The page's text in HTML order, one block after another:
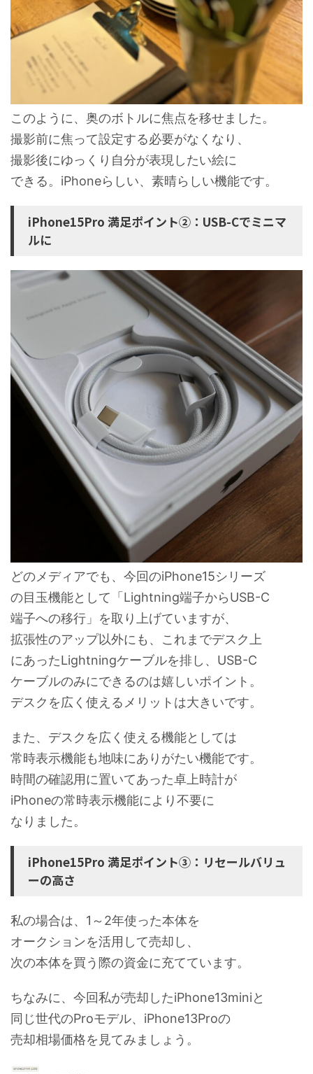
このように、奥のボトルに焦点を移せました。
撮影前に焦って設定する必要がなくなり、
撮影後にゆっくり自分が表現したい絵に
できる。iPhoneらしい、素晴らしい機能です。
iPhone15Pro 満足ポイント②：USB-Cでミニマ
ルに
どのメディアでも、今回のiPhone15シリーズ
の目玉機能として「Lightning端子からUSB-C
端子への移行」を取り上げていますが、
拡張性のアップ以外にも、これまでデスク上
にあったLightningケーブルを排し、USB-C
ケーブルのみにできるのは嬉しいポイント。
デスクを広く使えるメリットは大きいです。
また、デスクを広く使える機能としては
常時表示機能も地味にありがたい機能です。
時間の確認用に置いてあった卓上時計が
iPhoneの常時表示機能により不要に
なりました。
iPhone15Pro 満足ポイント③：リセールバリュ
ーの高さ
私の場合は、1～2年使った本体を
オークションを活用して売却し、
次の本体を買う際の資金に充てています。
ちなみに、今回私が売却したiPhone13miniと
同じ世代のProモデル、iPhone13Proの
売却相場価格を見てみましょう。